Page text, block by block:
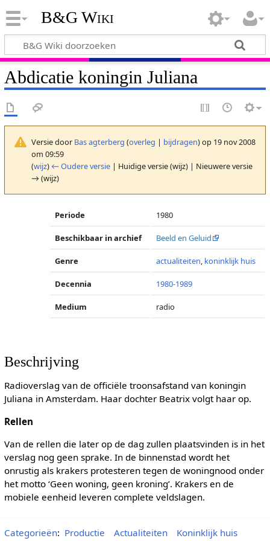
B&G Wiki
Abdicatie koningin Juliana
Versie door Bas agterberg (overleg | bijdragen)op 19 nov 2008
om 09:59
(wijz) ← Oudere versie| Huidige versie (wijz) | Nieuwere versie
→ (wijz)
Periode 1980
Beschikbaar in archief Beeld en Geluid
Genre actualiteiten, koninklijk huis
Decennia 1980-1989
Medium radio
Beschrijving
Radioverslag van de officiële troonsafstand van koningin
Juliana in Amsterdam. Haar dochter Beatrix volgt haar op.
Rellen
Van de rellen die later op de dag zullen plaatsvinden is in het
verslag nog geen sprake. In de binnenstad wordt het
onrustig als krakers protesteren tegen de woningnood onder
het motto ‘Geen woning, geen kroning’. Krakers en de
mobiele eenheid leveren complete veldslagen.
Categorieën: Productie Actualiteiten
Koninklijk huis